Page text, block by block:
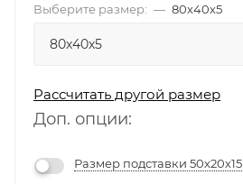
Выберите размер: — 80х40х5
Рассчитать другой размер
Доп. опции:
Размер подставки 50х20х15